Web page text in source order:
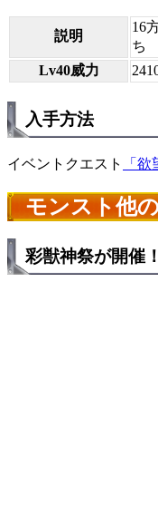
説明
16
ち
Lv40威力
入手方法
イベントクエスト 「
モンスト他
彩獣神祭が開催！